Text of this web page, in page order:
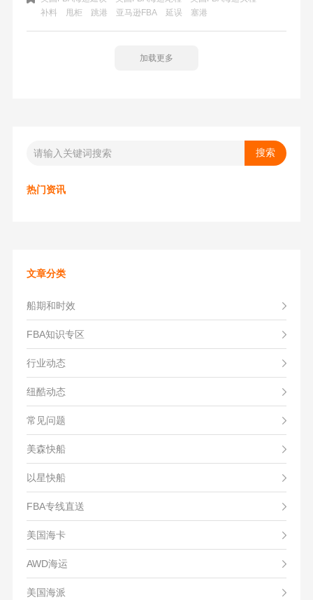
殊情况一般很少出现，平时还是时效还是很准时的。进入
2022年就年初有点塞港、爆仓都没怎么遇到，就算亚马逊提
补料
甩柜 跳港 ​亚马逊FBA 延误 塞港
加载更多
热门资讯
文章分类
船期和时效
FBA知识专区
行业动态
纽酷动态
常见问题
美森快船
以星快船
FBA专线直送
美国海卡
AWD海运
美国海派